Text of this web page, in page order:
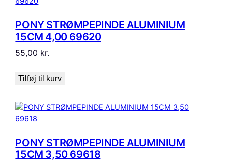
PONY STRØMPEPINDE ALUMINIUM
15CM 4,00 69620
55,00 kr.
Tilføj til kurv
PONY STRØMPEPINDE ALUMINIUM
15CM 3,50 69618